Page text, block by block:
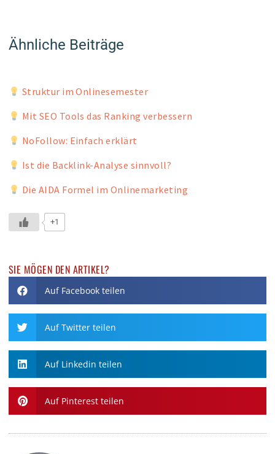
Ähnliche Beiträge
Struktur im Onlinesemester
Mit SEO Tools das Ranking verbessern
NoFollow: Einfach erklärt
Ist die Backlink-Analyse sinnvoll?
Die AIDA Formel im Onlinemarketing
+1
SIE MÖGEN DEN ARTIKEL?
Auf Facebook teilen
Auf Twitter teilen
Auf Linkedin teilen
Auf Pinterest teilen